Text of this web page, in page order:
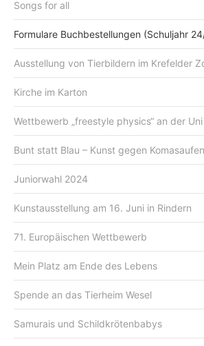
Songs for all
Formulare Buchbestellungen (Schuljahr
Ausstellung von Tierbildern im Krefelder
Kirche im Karton
Wettbewerb „freestyle physics“ an der
Bunt statt Blau – Kunst gegen Komasaufen
Juniorwahl 2024
Kunstausstellung am 16. Juni in Rindern
71. Europäischen Wettbewerb
Mein Platz am Ende des Lebens
Spende an das Tierheim Wesel
Samurais und Schildkrötenbabys